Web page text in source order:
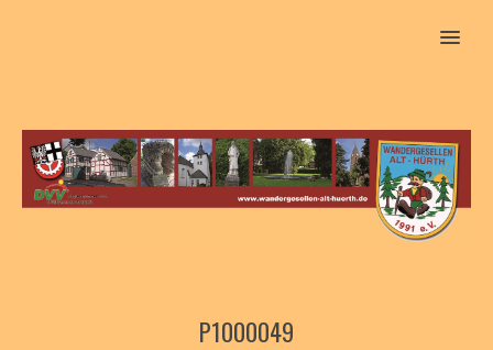
MENU
P1000049